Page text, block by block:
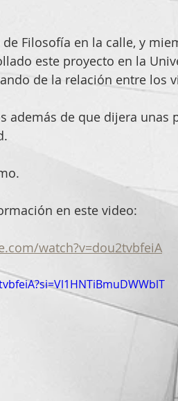
Filosofía en la calle, y
este proyecto en la
de la relación entre los
además de que dijera
en este video:
watch?v=dou2tvbfeiA